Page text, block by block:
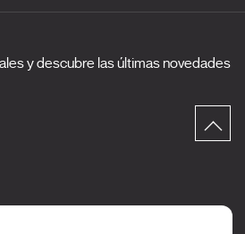
y descubre las últimas novedades